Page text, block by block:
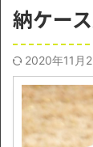
納ケー
2020年11月